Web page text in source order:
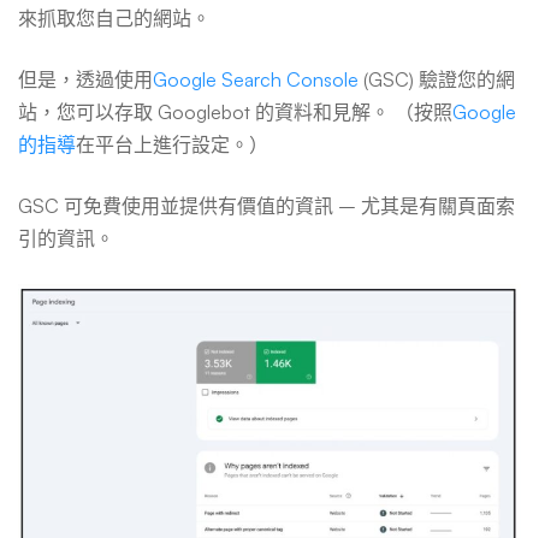
來抓取您自己的網站。
但是，透過使用Google Search Console (GSC) 驗證您的網
站，您可以存取 Googlebot 的資料和見解。 （按照Google
的指導在平台上進行設定。）
GSC 可免費使用並提供有價值的資訊 – 尤其是有關頁面索
引的資訊。